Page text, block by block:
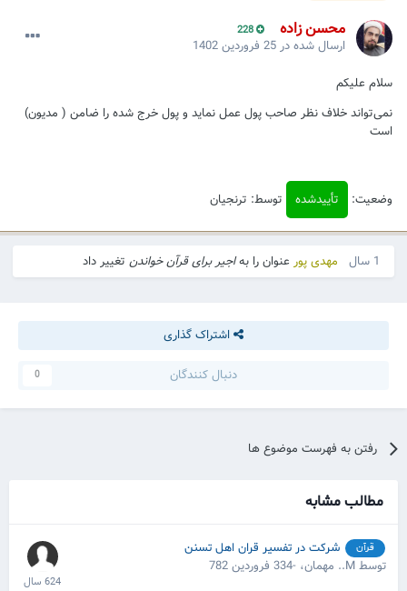
محسن زاده 228
ارسال شده در 25 فروردین 1402
سلام علیکم
نمی‌تواند خلاف نظر صاحب پول عمل نماید و پول خرج شده را ضامن ( مدیون)
است
وضعیت: تأییدشده توسط: ترنجیان
1 سال مهدی پورعنوان را بهاجیر برای قرآن خواندنتغییر داد
اشتراک گذاری
دنبال کنندگان 0
رفتن به فهرست موضوع ها
مطالب مشابه
قرآن شرکت در تفسیر قران اهل تسنن
توسط M.. مهمان،